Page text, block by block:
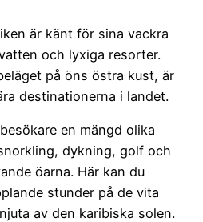
är känt för sina vackra
och lyxiga resorter.
på öns östra kust, är
destinationerna i landet.
en mängd olika
dykning, golf och
öarna. Här kan du
stunder på de vita
av den karibiska solen.